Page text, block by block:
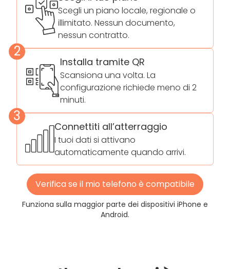
Scegli un piano locale, regionale o
illimitato. Nessun documento,
nessun contratto.
2
Installa tramite QR
Scansiona una volta. La
configurazione richiede meno di 2
minuti.
3
Connettiti all’atterraggio
I tuoi dati si attivano
automaticamente quando arrivi.
Verifica se il mio telefono è compatibile
Funziona sulla maggior parte dei dispositivi iPhone e
Android.